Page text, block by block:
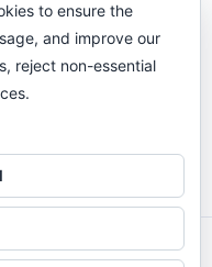
teléfono, que
Los Derechos
to ensure the
and improve our
reject non-essential